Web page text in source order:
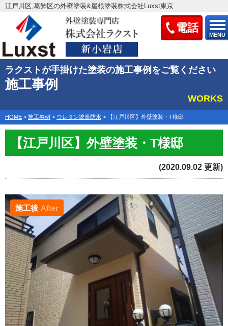
電話
MENU
江戸川区,葛飾区の外壁塗装&屋根塗装株式会社Luxst東京
ラクストが手掛けた塗装の施工事例をご覧ください
施工事例
WORKS
HOME > 施工事例 > ウレタン塗膜防水 > 【江戸川区】外壁塗装・T様邸
【江戸川区】外壁塗装・T様邸
(2020.09.02 更新)
施工後 After